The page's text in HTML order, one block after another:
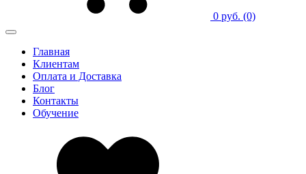
0 руб. (0)
Главная
Клиентам
Оплата и Доставка
Блог
Контакты
Обучение